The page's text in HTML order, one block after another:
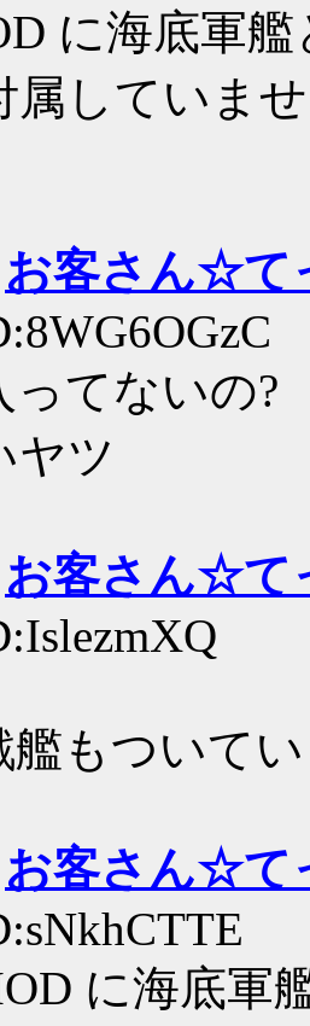
に海底軍
属していま
お客さん☆て
ってないの?
ヤツ
お客さん☆て
艦もついて
お客さん☆て
に海底軍